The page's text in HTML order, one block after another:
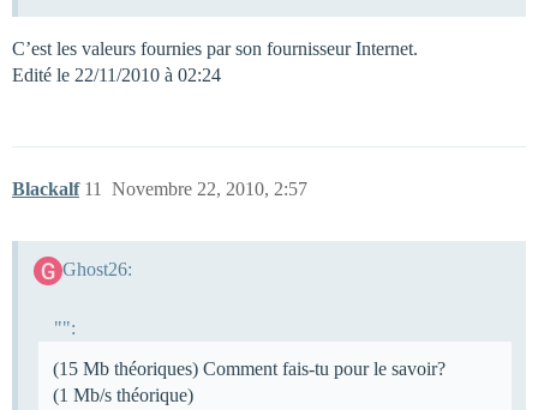
C’est les valeurs fournies par son fournisseur Internet.
Edité le 22/11/2010 à 02:24
Blackalf Novembre 22, 2010, 2:57
11
Ghost26:
"":
(15 Mb théoriques) Comment fais-tu pour le savoir?
(1 Mb/s théorique)